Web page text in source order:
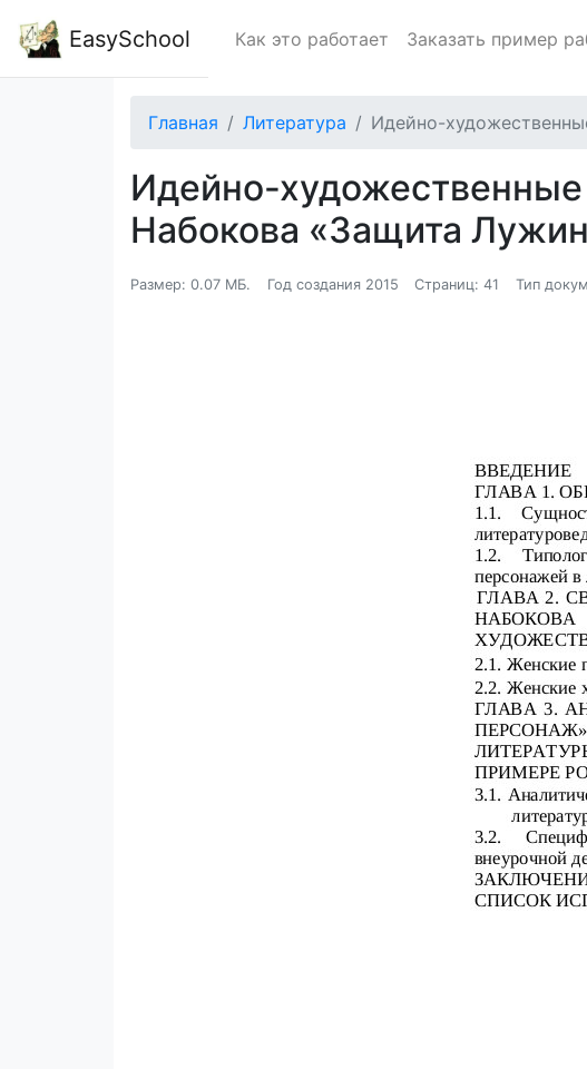
EasySchool Как это работает Заказать пример
Главная Литература Идейно-
Идейно-
Набокова «Защита
Размер: 0.07 МБ. Год создания 2015 Страниц: 41 Тип